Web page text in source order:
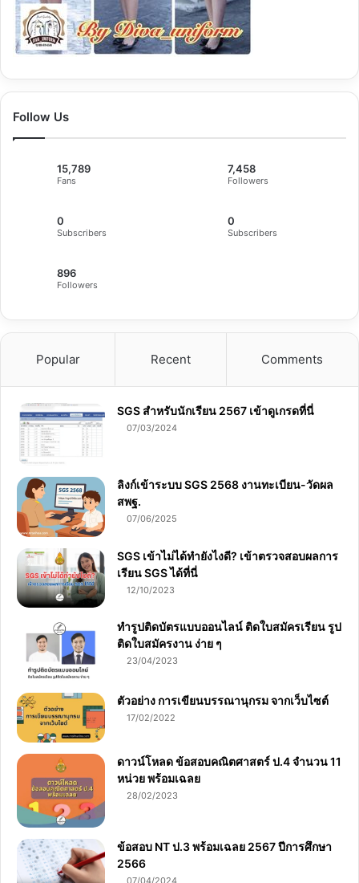
Follow Us
15,789
Fans
7,458
Followers
0
Subscribers
0
Subscribers
896
Followers
Popular Recent Comments
SGS สําหรับนักเรียน 2567 เข้าดูเกรดที่นี่
07/03/2024
ลิงก์เข้าระบบ SGS 2568 งานทะเบียน-วัดผล
สพฐ.
07/06/2025
SGS เข้าไม่ได้ทำยังไงดี? เข้าตรวจสอบผลการ
เรียน SGS ได้ที่นี่
12/10/2023
ทำรูปติดบัตรแบบออนไลน์ ติดใบสมัครเรียน รูป
ติดใบสมัครงาน ง่าย ๆ
23/04/2023
ตัวอย่าง การเขียนบรรณานุกรม จากเว็บไซต์
17/02/2022
ดาวน์โหลด ข้อสอบคณิตศาสตร์ ป.4 จำนวน 11
หน่วย พร้อมเฉลย
28/02/2023
ข้อสอบ NT ป.3 พร้อมเฉลย 2567 ปีการศึกษา
2566